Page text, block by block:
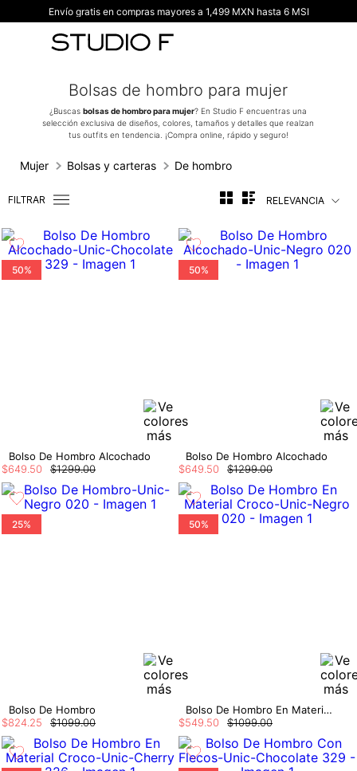
Envío gratis en compras mayores a 1,499 MXN hasta 6 MSI
Bolsas de hombro para mujer
¿Buscasbolsas de hombro para mujer? En Studio F encuentras una
selección exclusiva de diseños, colores, tamaños y detalles que realzan
tus outfits en tendencia. ¡Compra online, rápido y seguro!
Mujer Bolsas y carteras De hombro
FILTRAR RELEVANCIA
50%
Bolso De Hombro Alcochado
$1299.00
$649 50
50%
Bolso De Hombro Alcochado
$1299.00
$649 50
25%
Bolso De Hombro
$1099.00
$824.25
50%
Bolso De Hombro En Material Croco
$1099.00
$549.50
TÉRMINOS MÁS BUSCADOS
vestidos
pantalon
tiro alto
body studio f
8.
short
9.
blusa